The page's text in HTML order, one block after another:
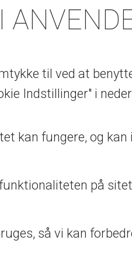
til ved at
Indstillinger" i
kan fungere, og kan
på
så vi kan